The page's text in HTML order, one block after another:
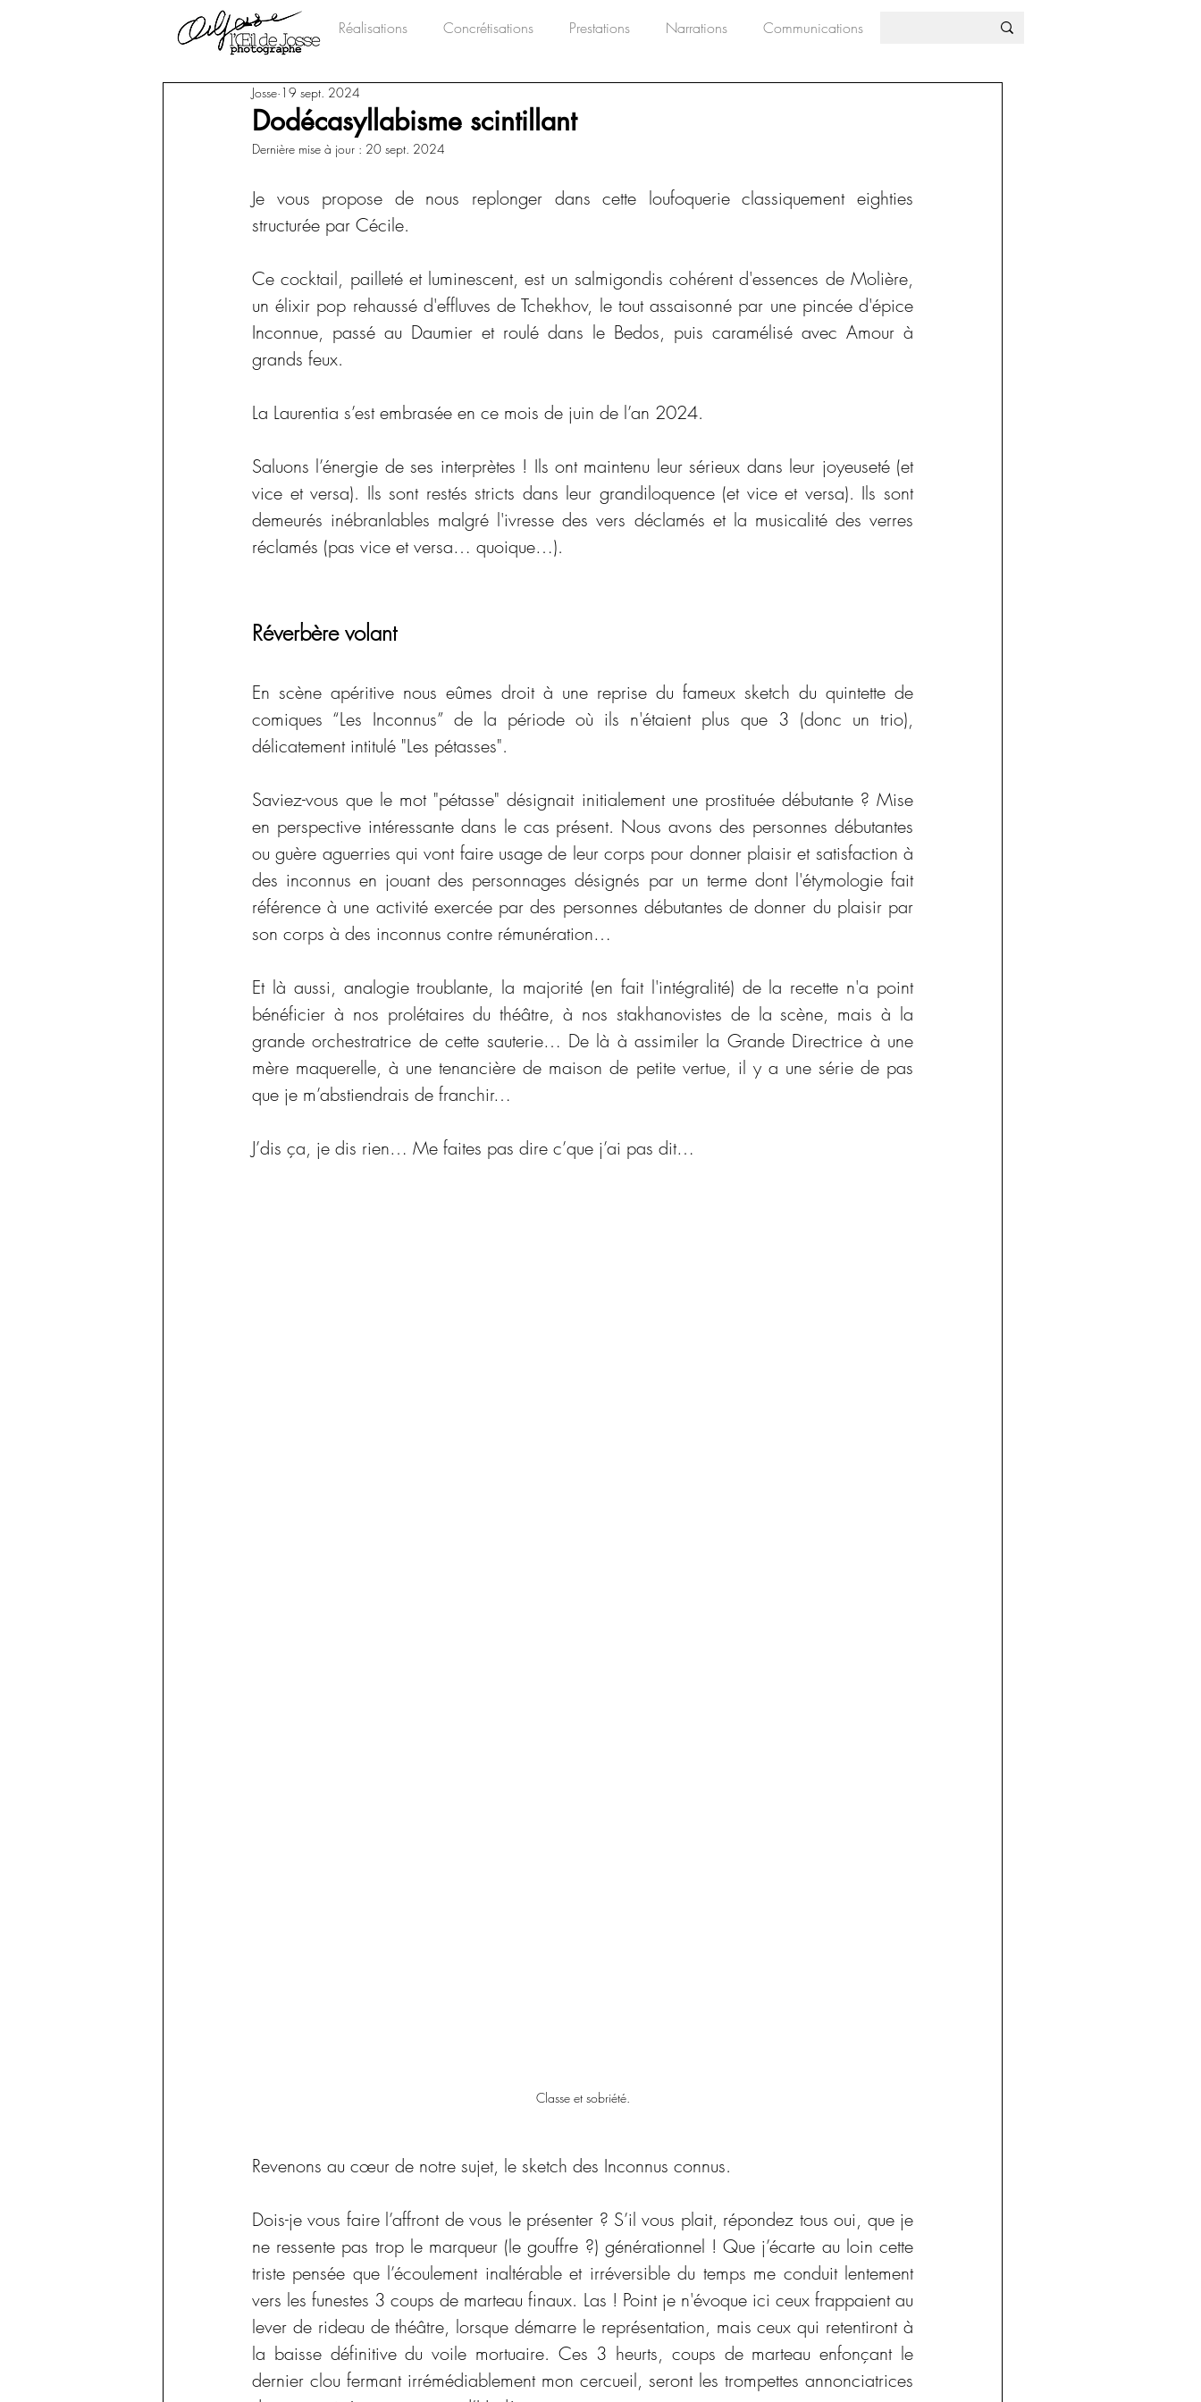
Réalisations Concrétisations Prestations Narrations Communications
Dodécasyllabisme scintillant
Josse 19 sept. 2024
Dernière mise à jour : 20 sept. 2024
Je vous propose de nous replonger dans cette loufoquerie classiquement eighties
structurée par Cécile.
Ce cocktail, pailleté et luminescent, est un salmigondis cohérent d'essences de Molière,
un élixir pop rehaussé d'effluves de Tchekhov, le tout assaisonné par une pincée d'épice
Inconnue, passé au Daumier et roulé dans le Bedos, puis caramélisé avec Amour à
grands feux.
La Laurentia s’est embrasée en ce mois de juin de l’an 2024.
Saluons l’énergie de ses interprètes ! Ils ont maintenu leur sérieux dans leur joyeuseté (et
vice et versa). Ils sont restés stricts dans leur grandiloquence (et vice et versa). Ils sont
demeurés inébranlables malgré l'ivresse des vers déclamés et la musicalité des verres
réclamés (pas vice et versa… quoique…).
Réverbère volant
En scène apéritive nous eûmes droit à une reprise du fameux sketch du quintette de
comiques “Les Inconnus” de la période où ils n'étaient plus que 3 (donc un trio),
délicatement intitulé "Les pétasses".
Saviez-vous que le mot "pétasse" désignait initialement une prostituée débutante ? Mise
en perspective intéressante dans le cas présent. Nous avons des personnes débutantes
ou guère aguerries qui vont faire usage de leur corps pour donner plaisir et satisfaction à
des inconnus en jouant des personnages désignés par un terme dont l'étymologie fait
référence à une activité exercée par des personnes débutantes de donner du plaisir par
son corps à des inconnus contre rémunération…
Et là aussi, analogie troublante, la majorité (en fait l'intégralité) de la recette n'a point
bénéficier à nos prolétaires du théâtre, à nos stakhanovistes de la scène, mais à la
grande orchestratrice de cette sauterie… De là à assimiler la Grande Directrice à une
mère maquerelle, à une tenancière de maison de petite vertue, il y a une série de pas
que je m’abstiendrais de franchir…
J’dis ça, je dis rien… Me faites pas dire c’que j’ai pas dit…
Classe et sobriété.
Revenons au cœur de notre sujet, le sketch des Inconnus connus.
Dois-je vous faire l’affront de vous le présenter ? S’il vous plait, répondez tous oui, que je
ne ressente pas trop le marqueur (le gouffre ?) générationnel ! Que j’écarte au loin cette
triste pensée que l’écoulement inaltérable et irréversible du temps me conduit lentement
vers les funestes 3 coups de marteau finaux. Las ! Point je n'évoque ici ceux frappaient au
lever de rideau de théâtre, lorsque démarre le représentation, mais ceux qui retentiront à
la baisse définitive du voile mortuaire. Ces 3 heurts, coups de marteau enfonçant le
dernier clou fermant irrémédiablement mon cercueil, seront les trompettes annonciatrices